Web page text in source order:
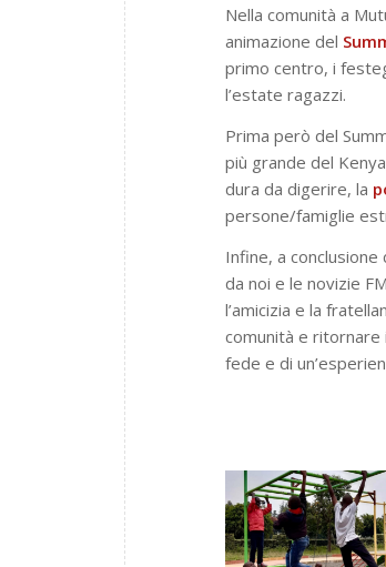
Nella comunità a
animazione del
primo centro, i
l’estate ragazzi.
Prima però del
più grande del
dura da digerire, la
persone/famiglie
Infine, a conclusione
da noi e le novizie
l’amicizia e la
comunità e ritornare
fede e di